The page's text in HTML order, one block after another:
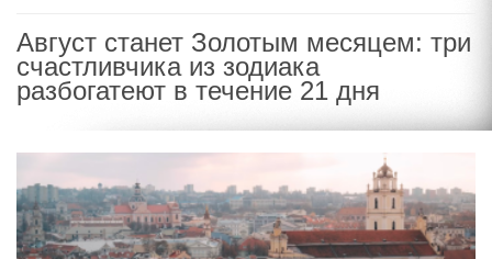
Август станет Золотым месяцем: три
счастливчика из зодиака
разбогатеют в течение 21 дня